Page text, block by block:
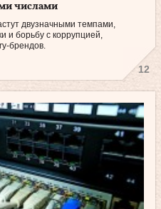
числами
дву­значными темпами,
и борьбу с коррупцией,
брендов.
12